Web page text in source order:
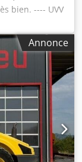
bien. ---- UVV
Annonce